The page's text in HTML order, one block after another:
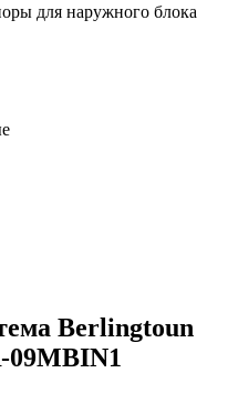
для наружного блока
Berlingtoun
09MBIN1